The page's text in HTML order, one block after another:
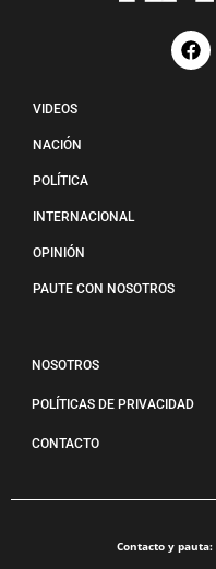
VIDEOS
NACIÓN
POLÍTICA
INTERNACIONAL
OPINIÓN
PAUTE CON NOSOTROS
NOSOTROS
POLÍTICAS DE PRIVACIDAD
CONTACTO
Contacto y pauta: